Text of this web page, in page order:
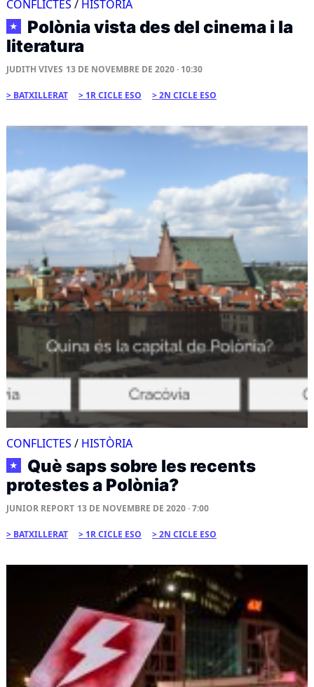
CONFLICTES / HISTÒRIA
★
Polònia vista des del cinema i la
literatura
JUDITH VIVES 13 DE NOVEMBRE DE 2020 · 10:30
BATXILLERAT 1R CICLE ESO 2N CICLE ESO
CONFLICTES / HISTÒRIA
★
Què saps sobre les recents
protestes a Polònia?
JUNIOR REPORT 13 DE NOVEMBRE DE 2020 · 7:00
BATXILLERAT 1R CICLE ESO 2N CICLE ESO